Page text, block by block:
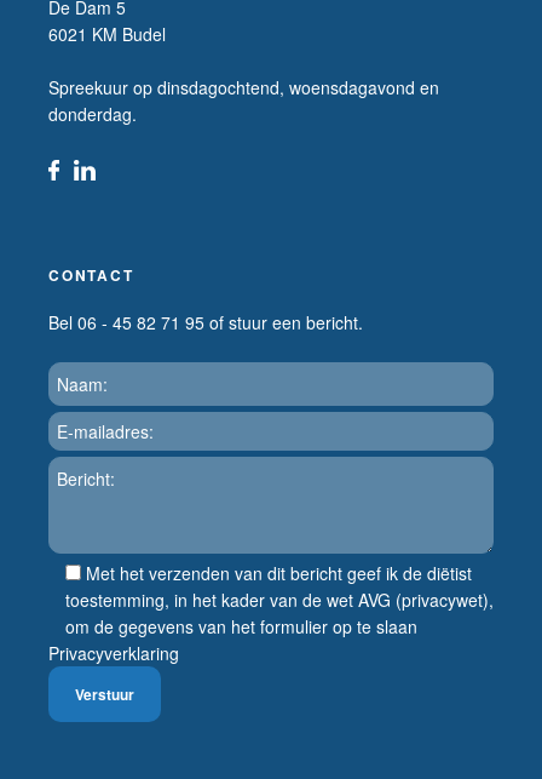
De Dam 5
6021 KM Budel
Spreekuur op dinsdagochtend, woensdagavond en
donderdag.
CONTACT
Bel 06 - 45 82 71 95 of stuur een bericht.
Met het verzenden van dit bericht geef ik de diëtist
toestemming, in het kader van de wet AVG (privacywet),
om de gegevens van het formulier op te slaan
Privacyverklaring